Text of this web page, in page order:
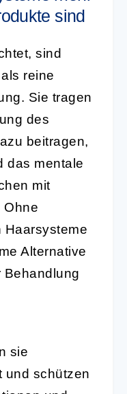
sind
sind
reine
Sie tragen
des
beitragen,
das mentale
mit
Ohne
Haarsysteme
Alternative
Behandlung
sie
und schützen